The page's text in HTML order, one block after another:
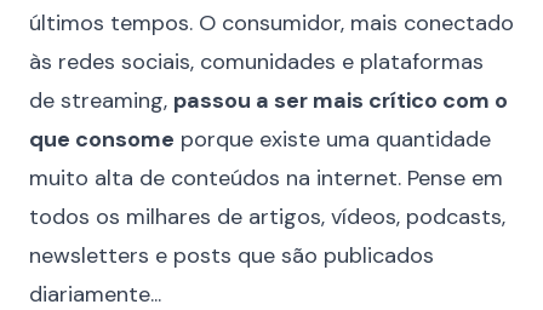
últimos tempos. O consumidor, mais conectado
às redes sociais, comunidades e plataformas
de streaming, passou a ser mais crítico com o
que consome porque existe uma quantidade
muito alta de conteúdos na internet. Pense em
todos os milhares de artigos, vídeos, podcasts,
newsletters e posts que são publicados
diariamente...